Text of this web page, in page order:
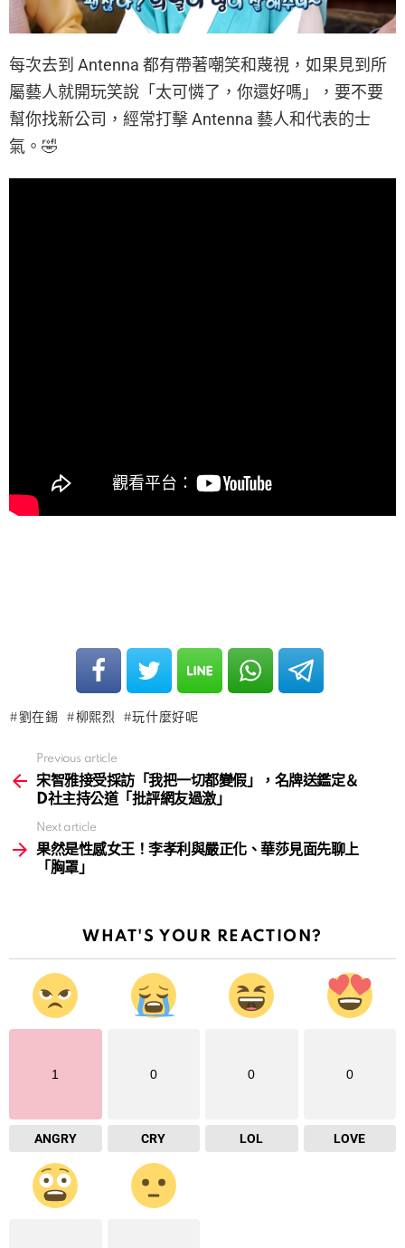
每次去到 Antenna 都有帶著嘲笑和蔑視，如果見到所
屬藝人就開玩笑說「太可憐了，你還好嗎」，要不要
幫你找新公司，經常打擊 Antenna 藝人和代表的士
氣。🤣
劉在錫 柳熙烈 玩什麼好呢
more
Previous article
宋智雅接受採訪「我把一切都變假」，名牌送鑑定＆
D社主持公道「批評網友過激」
Next article
果然是性感女王！李孝利與嚴正化、華莎見面先聊上
「胸罩」
WHAT'S YOUR REACTION?
1
ANGRY
0
CRY
0
LOL
0
LOVE